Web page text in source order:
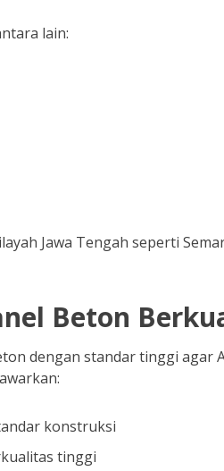
lain:
Jawa Tengah seperti
Beton
dengan standar tinggi agar
konstruksi
tinggi